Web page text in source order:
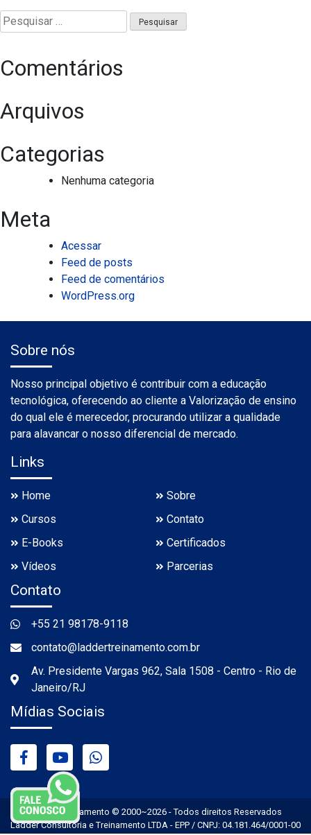
Pesquisar
por:
Comentários
Arquivos
Categorias
Nenhuma categoria
Meta
Acessar
Feed de posts
Feed de comentários
WordPress.org
Sobre nós
Nosso principal objetivo é contribuir com a educação
tecnológica, oferecendo ao cliente a Valorização de ensino
do qual ele é merecedor, procurando utilizar a qualidade
para alavancar o nosso diferencial de mercado.
Links
Home
Sobre
Cursos
Contato
E-Books
Certificados
Vídeos
Parcerias
Contato
+55 21 98178-9118
contato@laddertreinamento.com.br
Av. Presidente Vargas 962, Sala 1508 - Centro - Rio de
Janeiro/RJ
Mídias Sociais
Ladder Treinamento © 2000~2026 - Todos direitos Reservados
Ladder Consultoria e Treinamento LTDA - EPP / CNPJ: 04.181.464/0001-00